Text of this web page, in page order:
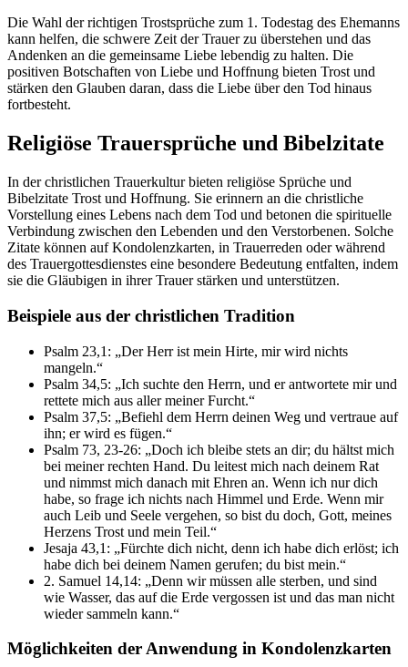
Die Wahl der richtigen Trostsprüche zum 1. Todestag des Ehemanns
kann helfen, die schwere Zeit der Trauer zu überstehen und das
Andenken an die gemeinsame Liebe lebendig zu halten. Die
positiven Botschaften von Liebe und Hoffnung bieten Trost und
stärken den Glauben daran, dass die Liebe über den Tod hinaus
fortbesteht.
Religiöse Trauersprüche und Bibelzitate
In der christlichen Trauerkultur bieten religiöse Sprüche und
Bibelzitate Trost und Hoffnung. Sie erinnern an die christliche
Vorstellung eines Lebens nach dem Tod und betonen die spirituelle
Verbindung zwischen den Lebenden und den Verstorbenen. Solche
Zitate können auf Kondolenzkarten, in Trauerreden oder während
des Trauergottesdienstes eine besondere Bedeutung entfalten, indem
sie die Gläubigen in ihrer Trauer stärken und unterstützen.
Beispiele aus der christlichen Tradition
Psalm 23,1: „Der Herr ist mein Hirte, mir wird nichts
mangeln.“
Psalm 34,5: „Ich suchte den Herrn, und er antwortete mir und
rettete mich aus aller meiner Furcht.“
Psalm 37,5: „Befiehl dem Herrn deinen Weg und vertraue auf
ihn; er wird es fügen.“
Psalm 73, 23-26: „Doch ich bleibe stets an dir; du hältst mich
bei meiner rechten Hand. Du leitest mich nach deinem Rat
und nimmst mich danach mit Ehren an. Wenn ich nur dich
habe, so frage ich nichts nach Himmel und Erde. Wenn mir
auch Leib und Seele vergehen, so bist du doch, Gott, meines
Herzens Trost und mein Teil.“
Jesaja 43,1: „Fürchte dich nicht, denn ich habe dich erlöst; ich
habe dich bei deinem Namen gerufen; du bist mein.“
2. Samuel 14,14: „Denn wir müssen alle sterben, und sind
wie Wasser, das auf die Erde vergossen ist und das man nicht
wieder sammeln kann.“
Möglichkeiten der Anwendung in Kondolenzkarten